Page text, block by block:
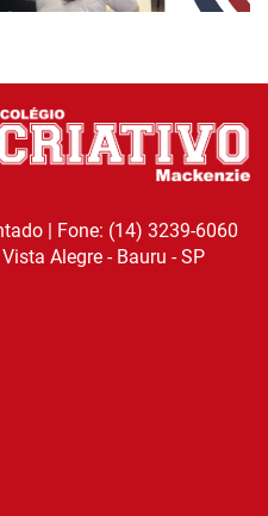
| Fone: (14) 3239-6060
Alegre - Bauru - SP